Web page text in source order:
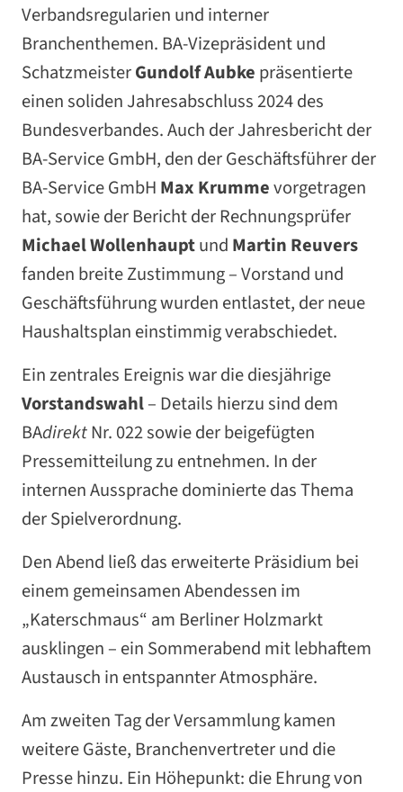
Verbandsregularien und interner
Branchenthemen. BA-Vizepräsident und
SchatzmeisterGundolf Aubke präsentierte
einen soliden Jahresabschluss 2024 des
Bundesverbandes. Auch der Jahresbericht der
BA-Service GmbH, den der Geschäftsführer der
BA-Service GmbH Max Krummevorgetragen
hat, sowie der Bericht der Rechnungsprüfer
Michael Wollenhauptund Martin Reuvers
fanden breite Zustimmung – Vorstand und
Geschäftsführung wurden entlastet, der neue
Haushaltsplan einstimmig verabschiedet.
Ein zentrales Ereignis war die diesjährige
Vorstandswahl– Details hierzu sind dem
BAdirektNr. 022 sowie der beigefügten
Pressemitteilung zu entnehmen. In der
internen Aussprache dominierte das Thema
der Spielverordnung.
Den Abend ließ das erweiterte Präsidium bei
einem gemeinsamen Abendessen im
„Katerschmaus“ am Berliner Holzmarkt
ausklingen – ein Sommerabend mit lebhaftem
Austausch in entspannter Atmosphäre.
Am zweiten Tag der Versammlung kamen
weitere Gäste, Branchenvertreter und die
Presse hinzu. Ein Höhepunkt: die Ehrung von